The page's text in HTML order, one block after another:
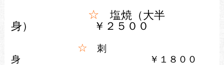
☆ 塩焼（大半
身） ￥２５ ００
☆ 刺
身
￥１８００